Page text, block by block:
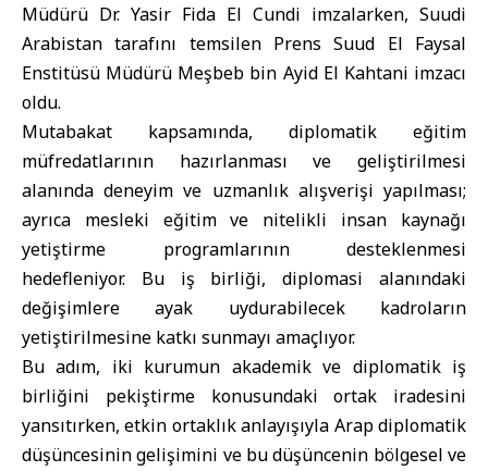
Müdürü Dr. Yasir Fida El Cundi imzalarken, Suudi
Arabistan tarafını temsilen Prens Suud El Faysal
Enstitüsü Müdürü Meşbeb bin Ayid El Kahtani imzacı
oldu.
Mutabakat kapsamında, diplomatik eğitim
müfredatlarının hazırlanması ve geliştirilmesi
alanında deneyim ve uzmanlık alışverişi yapılması;
ayrıca mesleki eğitim ve nitelikli insan kaynağı
yetiştirme programlarının desteklenmesi
hedefleniyor. Bu iş birliği, diplomasi alanındaki
değişimlere ayak uydurabilecek kadroların
yetiştirilmesine katkı sunmayı amaçlıyor.
Bu adım, iki kurumun akademik ve diplomatik iş
birliğini pekiştirme konusundaki ortak iradesini
yansıtırken, etkin ortaklık anlayışıyla Arap diplomatik
düşüncesinin gelişimini ve bu düşüncenin bölgesel ve